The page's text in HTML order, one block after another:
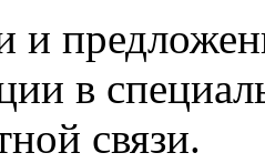
и
в
связи.